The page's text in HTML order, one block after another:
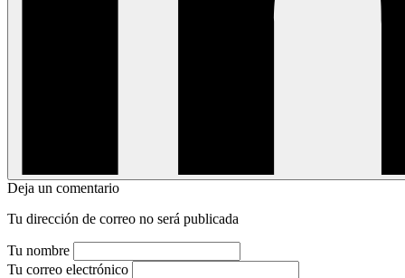
Deja un comentario
Tu dirección de correo no será publicada
Tu nombre
Tu correo electrónico